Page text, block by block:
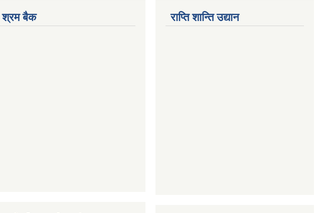
श्रम बैक राप्ति शान्ति उद्यान